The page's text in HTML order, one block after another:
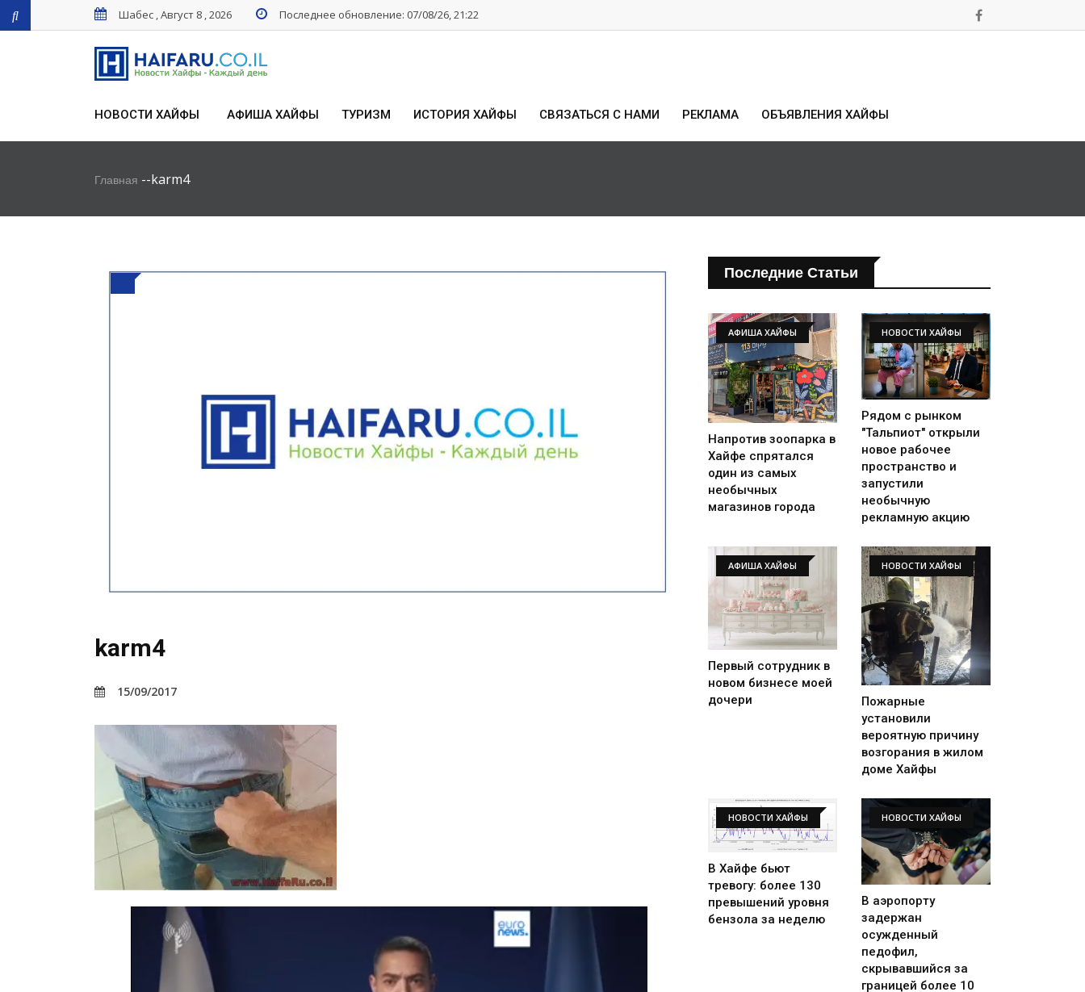
Шабес , Август 8 , 2026 Последнее обновление: 07/08/26, 21:22
НОВОСТИ ХАЙФЫ АФИША ХАЙФЫ ТУРИЗМ ИСТОРИЯ ХАЙФЫ СВЯЗАТЬСЯ С НАМИ РЕКЛАМА ОБЪЯВЛЕНИЯ ХАЙФЫ
Главная --karm4
karm4
15/09/2017
Последние Статьи
АФИША ХАЙФЫ
Напротив зоопарка в
Хайфе спрятался
один из самых
необычных
магазинов города
НОВОСТИ ХАЙФЫ
Рядом с рынком
"Тальпиот" открыли
новое рабочее
пространство и
запустили
необычную
рекламную акцию
АФИША ХАЙФЫ
Первый сотрудник в
новом бизнесе моей
дочери
НОВОСТИ ХАЙФЫ
Пожарные
установили
вероятную причину
возгорания в жилом
доме Хайфы
НОВОСТИ ХАЙФЫ
В Хайфе бьют
тревогу: более 130
превышений уровня
бензола за неделю
НОВОСТИ ХАЙФЫ
В аэропорту
задержан
осужденный
педофил,
скрывавшийся за
границей более 10